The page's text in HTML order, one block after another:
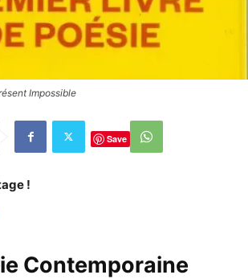
Impossible
Save
!
Contemporaine